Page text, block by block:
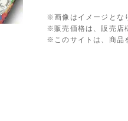
※画像はイメージとな
※販売価格は、販売店
※このサイトは、商品